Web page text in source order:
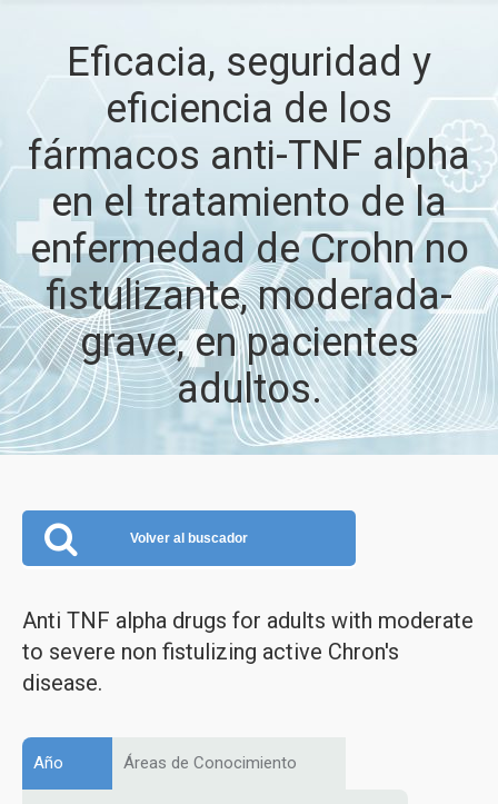
Eficacia, seguridad y
eficiencia de los
fármacos anti-TNF alpha
en el tratamiento de la
enfermedad de Crohn no
fistulizante, moderada-
grave, en pacientes
adultos.
Volver al buscador
Anti TNF alpha drugs for adults with moderate
to severe non fistulizing active Chron's
disease.
Año Áreas de Conocimiento